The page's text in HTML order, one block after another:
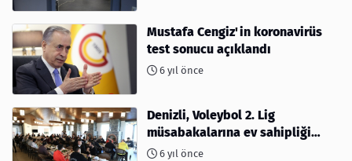
Mustafa Cengiz'in koronavirüs
test sonucu açıklandı
6 yıl önce
Denizli, Voleybol 2. Lig
müsabakalarına ev sahipliği
yapıyor
6 yıl önce